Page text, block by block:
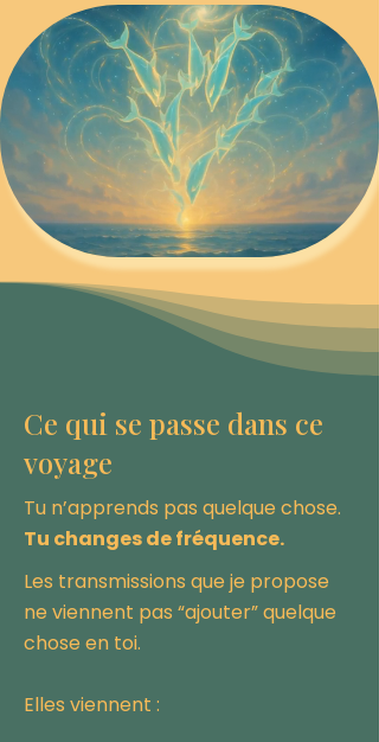
Ce qui se passe dans ce
voyage
Tu n’apprends pas quelque chose.
Tu changes de fréquence.
Les transmissions que je propose
ne viennent pas “ajouter” quelque
chose en toi.
Elles viennent :